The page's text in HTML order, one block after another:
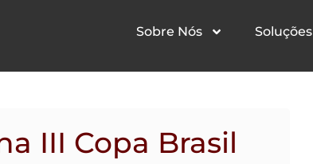
Sobre Nós Soluções
III Copa Brasil